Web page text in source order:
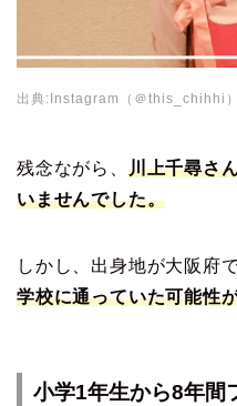
出典:Instagram（＠this_chihhi）
残念ながら、 川上千尋さ
いませんでした。
しかし、出身地が大阪府
学校に通っていた可能性
小学1年生から8年間